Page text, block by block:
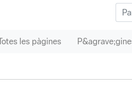
les pàgines